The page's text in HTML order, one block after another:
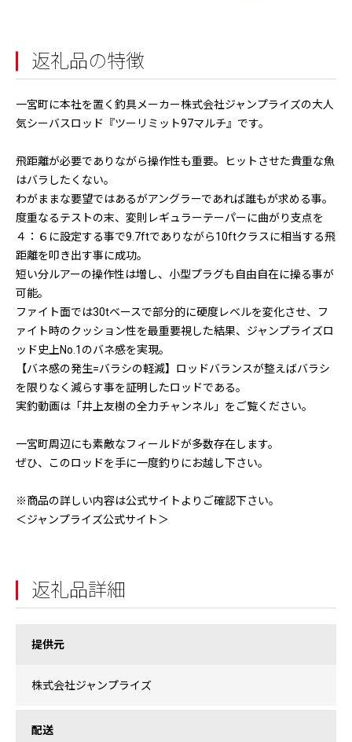
返礼品の特徴
一宮町に本社を置く釣具メーカー株式会社ジャンプライズの大人
気シーバスロッド『ツーリミット97マルチ』です。
飛距離が必要でありながら操作性も重要。ヒットさせた貴重な魚
はバラしたくない。
わがままな要望ではあるがアングラーであれば誰もが求める事。
度重なるテストの末、変則レギュラーテーパーに曲がり支点を
４：６に設定する事で9.7ftでありながら10ftクラスに相当する飛
距離を叩き出す事に成功。
短い分ルアーの操作性は増し、小型プラグも自由自在に操る事が
可能。
ファイト面では30tベースで部分的に硬度レベルを変化させ、フ
ァイト時のクッション性を最重要視した結果、ジャンプライズロ
ッド史上No.1のバネ感を実現。
【バネ感の発生=バラシの軽減】ロッドバランスが整えばバラシ
を限りなく減らす事を証明したロッドである。
実釣動画は「井上友樹の全力チャンネル」をご覧ください。
一宮町周辺にも素敵なフィールドが多数存在します。
ぜひ、このロッドを手に一度釣りにお越し下さい。
※商品の詳しい内容は公式サイトよりご確認下さい。
＜ジャンプライズ公式サイト＞
返礼品詳細
提供元
株式会社ジャンプライズ
配送